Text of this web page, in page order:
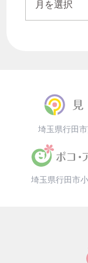
月を選択
埼玉県行田
埼玉県行田市